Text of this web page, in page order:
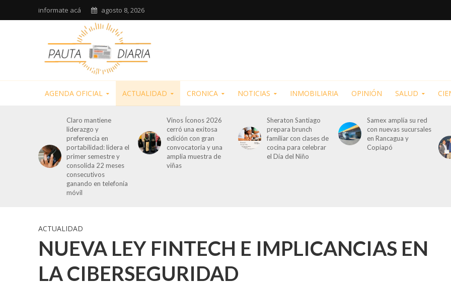
informate acá agosto 8, 2026
AGENDA OFICIAL ACTUALIDAD CRONICA NOTICIAS INMOBILIARIA OPINIÓN SALUD
Claro mantiene
liderazgo y
preferencia en
portabilidad: lidera el
primer semestre y
consolida 22 meses
consecutivos
ganando en telefonía
móvil
Vinos Íconos 2026
cerró una exitosa
edición con gran
convocatoria y una
amplia muestra de
viñas
Sheraton Santiago
prepara brunch
familiar con clases de
cocina para celebrar
el Día del Niño
Samex amplía su red
con nuevas sucursales
en Rancagua y
Copiapó
ACTUALIDAD
NUEVA LEY FINTECH E IMPLICANCIAS EN
LA CIBERSEGURIDAD